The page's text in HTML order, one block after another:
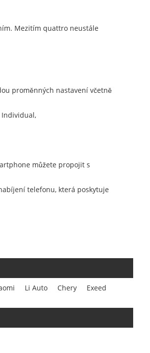
Mezitím quattro neustále
proměnných nastavení včetně
Individual,
můžete propojit s
telefonu, která poskytuje
Li Auto Chery
Exeed